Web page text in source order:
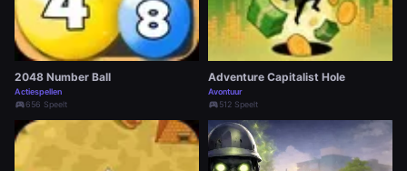
2048 Number Ball
Actiespellen
sports_esports656 Speelt
Adventure Capitalist Hole
Avontuur
sports_esports512 Speelt